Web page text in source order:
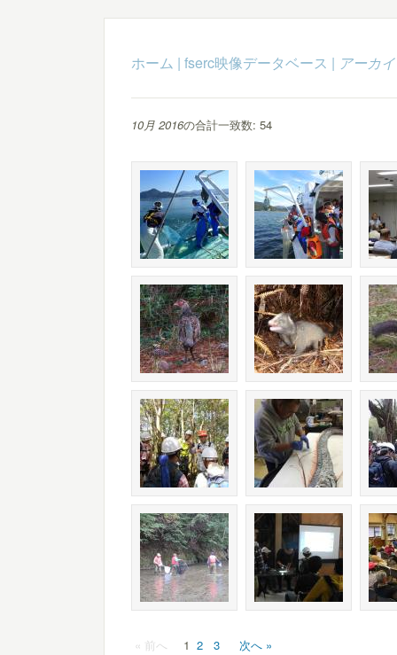
ホーム | fserc映像データベース | アーカ
10月 2016の合計一致数: 54
« 前へ 1 2 3 次へ »